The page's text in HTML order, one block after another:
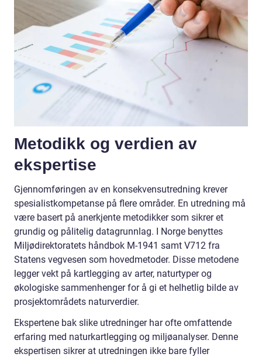
Metodikk og verdien av
ekspertise
Gjennomføringen av en konsekvensutredning krever
spesialistkompetanse på flere områder. En utredning må
være basert på anerkjente metodikker som sikrer et
grundig og pålitelig datagrunnlag. I Norge benyttes
Miljødirektoratets håndbok M-1941 samt V712 fra
Statens vegvesen som hovedmetoder. Disse metodene
legger vekt på kartlegging av arter, naturtyper og
økologiske sammenhenger for å gi et helhetlig bilde av
prosjektområdets naturverdier.
Ekspertene bak slike utredninger har ofte omfattende
erfaring med naturkartlegging og miljøanalyser. Denne
ekspertisen sikrer at utredningen ikke bare fyller